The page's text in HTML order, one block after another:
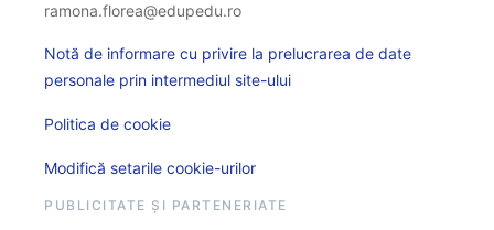
ramona.florea@edupedu.ro
Notă de informare cu privire la prelucrarea de date
personale prin intermediul site-ului
Politica de cookie
Modifică setarile cookie-urilor
PUBLICITATE ȘI PARTENERIATE